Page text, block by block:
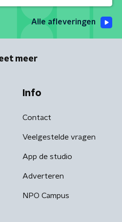
Alle afleveringen
meer
Info
Contact
Veelgestelde vragen
App de studio
Adverteren
NPO Campus